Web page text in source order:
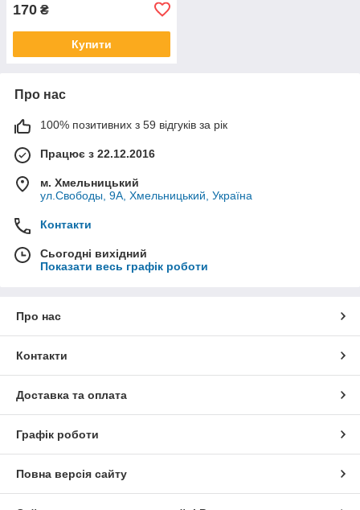
170 ₴
Купити
Про нас
100% позитивних з 59 відгуків за рік
Працює з 22.12.2016
м. Хмельницький
ул.Свободы, 9А, Хмельницький, Україна
Контакти
Сьогодні вихідний
Показати весь графік роботи
Про нас
Контакти
Доставка та оплата
Графік роботи
Повна версія сайту